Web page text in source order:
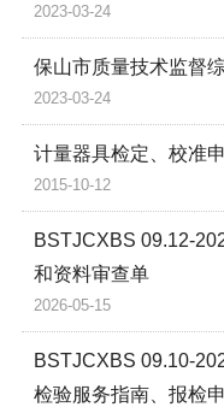
2023-03-24
保山市质量技术监督
2023-03-24
计量器具检定、校准
2015-10-12
BSTJCXBS 09.12-
和资料审查单
2026-05-15
BSTJCXBS 09.10-
检验服务指南、报检